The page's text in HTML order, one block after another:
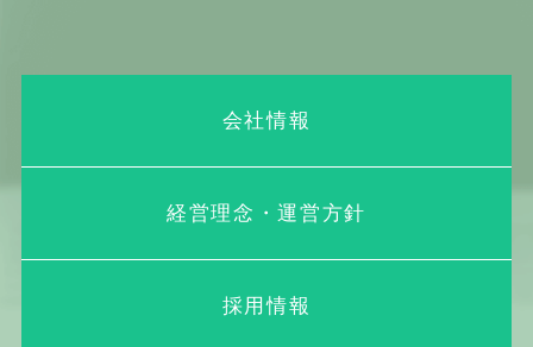
会社情報
経営理念・運営方針
採用情報